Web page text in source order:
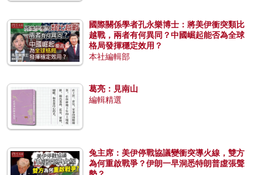
國際關係學者孔永樂博士：將美伊衝突類比
越戰，兩者有何異同？中國崛起能否為全球
格局發揮穩定效用？
本社編輯部
葛亮：見南山
編輯精選
兔主席：美伊停戰協議變衝突導火線，雙方
為何重啟戰爭？伊朗一早洞悉特朗普虛張聲